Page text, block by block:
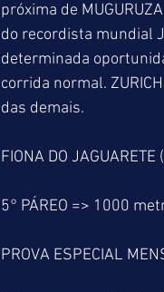
próxima de
do recordista mundial
determinada
corrida normal.
das demais.
FIONA DO
5° PÁREO => 1000
PROVA ESPECIAL